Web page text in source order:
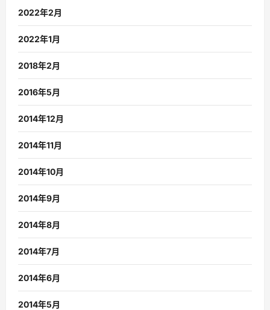
2022年2月
2022年1月
2018年2月
2016年5月
2014年12月
2014年11月
2014年10月
2014年9月
2014年8月
2014年7月
2014年6月
2014年5月